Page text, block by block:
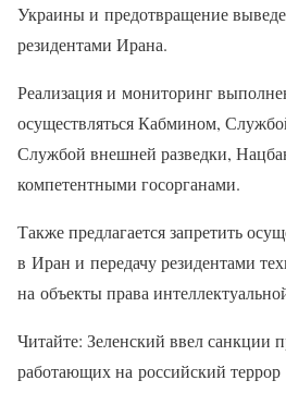
Украины и предотвращение
резидентами Ирана.
Реализация и мониторинг
осуществляться Кабмином,
Службой внешней разведки,
компетентными госорганами.
Также предлагается запретить
в Иран и передачу резидентами
на объекты права
Читайте: Зеленский ввел санкции
работающих на российский террор